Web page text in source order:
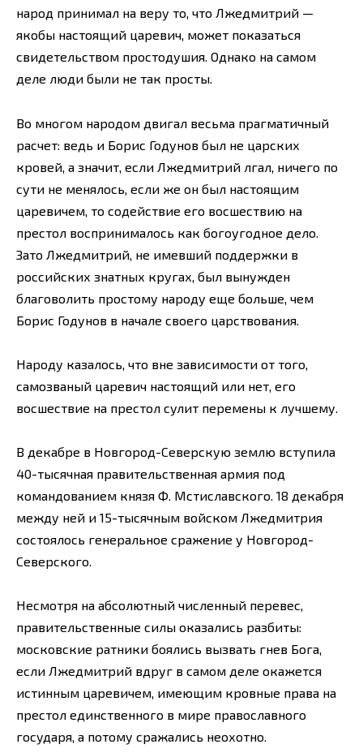
народ принимал на веру то, что Лжедмитрий —
якобы настоящий царевич, может показаться
свидетельством простодушия. Однако на самом
деле люди были не так просты.
Во многом народом двигал весьма прагматичный
расчет: ведь и Борис Годунов был не царских
кровей, а значит, если Лжедмитрий лгал, ничего по
сути не менялось, если же он был настоящим
царевичем, то содействие его восшествию на
престол воспринималось как богоугодное дело.
Зато Лжедмитрий, не имевший поддержки в
российских знатных кругах, был вынужден
благоволить простому народу еще больше, чем
Борис Годунов в начале своего царствования.
Народу казалось, что вне зависимости от того,
самозваный царевич настоящий или нет, его
восшествие на престол сулит перемены к лучшему.
В декабре в Новгород-Северскую землю вступила
40-тысячная правительственная армия под
командованием князя Ф. Мстиславского. 18 декабря
между ней и 15-тысячным войском Лжедмитрия
состоялось генеральное сражение у Новгород-
Северского.
Несмотря на абсолютный численный перевес,
правительственные силы оказались разбиты:
московские ратники боялись вызвать гнев Бога,
если Лжедмитрий вдруг в самом деле окажется
истинным царевичем, имеющим кровные права на
престол единственного в мире православного
государя, а потому сражались неохотно.